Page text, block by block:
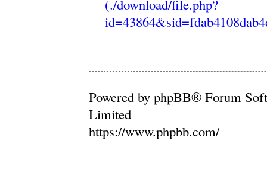
Powered by phpBB® Forum
Limited
https://www.phpbb.com/